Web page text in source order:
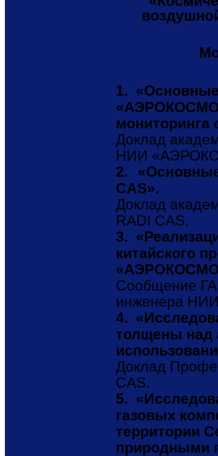
1.
Доклад
НИИ
2.
CAS».
Доклад
RADI CAS.
3.
китайского
Сообщение
инженера
4.
толщены над
Доклад
CAS.
5.
газовых
территории
природными